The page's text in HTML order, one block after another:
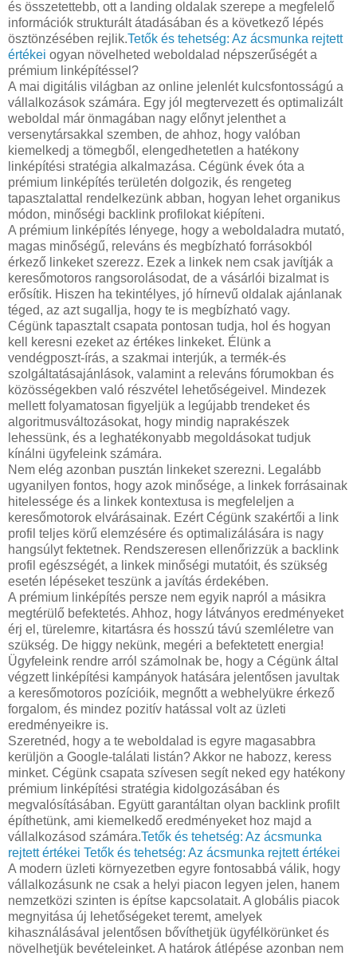
és összetettebb, ott a landing oldalak szerepe a megfelelő
információk strukturált átadásában és a következő lépés
ösztönzésében rejlik.Tetők és tehetség: Az ácsmunka rejtett
értékei ogyan növelheted weboldalad népszerűségét a
prémium linképítéssel?
A mai digitális világban az online jelenlét kulcsfontosságú a
vállalkozások számára. Egy jól megtervezett és optimalizált
weboldal már önmagában nagy előnyt jelenthet a
versenytársakkal szemben, de ahhoz, hogy valóban
kiemelkedj a tömegből, elengedhetetlen a hatékony
linképítési stratégia alkalmazása. Cégünk évek óta a
prémium linképítés területén dolgozik, és rengeteg
tapasztalattal rendelkezünk abban, hogyan lehet organikus
módon, minőségi backlink profilokat kiépíteni.
A prémium linképítés lényege, hogy a weboldaladra mutató,
magas minőségű, releváns és megbízható forrásokból
érkező linkeket szerezz. Ezek a linkek nem csak javítják a
keresőmotoros rangsorolásodat, de a vásárlói bizalmat is
erősítik. Hiszen ha tekintélyes, jó hírnevű oldalak ajánlanak
téged, az azt sugallja, hogy te is megbízható vagy.
Cégünk tapasztalt csapata pontosan tudja, hol és hogyan
kell keresni ezeket az értékes linkeket. Élünk a
vendégposzt-írás, a szakmai interjúk, a termék-és
szolgáltatásajánlások, valamint a releváns fórumokban és
közösségekben való részvétel lehetőségeivel. Mindezek
mellett folyamatosan figyeljük a legújabb trendeket és
algoritmusváltozásokat, hogy mindig naprakészek
lehessünk, és a leghatékonyabb megoldásokat tudjuk
kínálni ügyfeleink számára.
Nem elég azonban pusztán linkeket szerezni. Legalább
ugyanilyen fontos, hogy azok minősége, a linkek forrásainak
hitelessége és a linkek kontextusa is megfeleljen a
keresőmotorok elvárásainak. Ezért Cégünk szakértői a link
profil teljes körű elemzésére és optimalizálására is nagy
hangsúlyt fektetnek. Rendszeresen ellenőrizzük a backlink
profil egészségét, a linkek minőségi mutatóit, és szükség
esetén lépéseket teszünk a javítás érdekében.
A prémium linképítés persze nem egyik napról a másikra
megtérülő befektetés. Ahhoz, hogy látványos eredményeket
érj el, türelemre, kitartásra és hosszú távú szemléletre van
szükség. De higgy nekünk, megéri a befektetett energia!
Ügyfeleink rendre arról számolnak be, hogy a Cégünk által
végzett linképítési kampányok hatására jelentősen javultak
a keresőmotoros pozícióik, megnőtt a webhelyükre érkező
forgalom, és mindez pozitív hatással volt az üzleti
eredményeikre is.
Szeretnéd, hogy a te weboldalad is egyre magasabbra
kerüljön a Google-találati listán? Akkor ne habozz, keress
minket. Cégünk csapata szívesen segít neked egy hatékony
prémium linképítési stratégia kidolgozásában és
megvalósításában. Együtt garantáltan olyan backlink profilt
építhetünk, ami kiemelkedő eredményeket hoz majd a
vállalkozásod számára.Tetők és tehetség: Az ácsmunka
rejtett értékei Tetők és tehetség: Az ácsmunka rejtett értékei
A modern üzleti környezetben egyre fontosabbá válik, hogy
vállalkozásunk ne csak a helyi piacon legyen jelen, hanem
nemzetközi szinten is építse kapcsolatait. A globális piacok
megnyitása új lehetőségeket teremt, amelyek
kihasználásával jelentősen bővíthetjük ügyfélkörünket és
növelhetjük bevételeinket. A határok átlépése azonban nem